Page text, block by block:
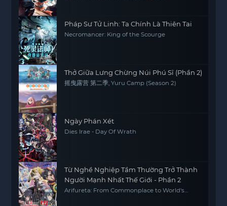
Pháp Sư Tử Linh: Ta Chính Là Thiên Tai
Necromancer: King of the Scourge
Thở Giữa Lưng Chừng Núi Phú Sĩ (Phần 2)
摇曳露营 第二季, Yuru Camp (Season 2)
Ngày Phán Xét
Dies Irae - Day Of Wrath
Từ Nghề Nghiệp Tầm Thường Trở Thành
Người Mạnh Nhất Thế Giới - Phần 2
Arifureta: From Commonplace to World's